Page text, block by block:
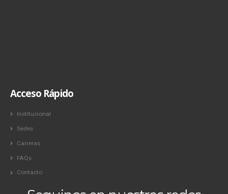
Acceso Rápido
Institucional
Sedes
Carreras
FAQs
Contacto